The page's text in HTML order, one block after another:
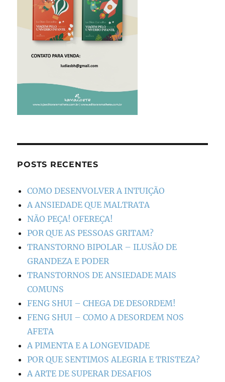
POSTS RECENTES
COMO DESENVOLVER A INTUIÇÃO
A ANSIEDADE QUE MALTRATA
NÃO PEÇA! OFEREÇA!
POR QUE AS PESSOAS GRITAM?
TRANSTORNO BIPOLAR – ILUSÃO DE
GRANDEZA E PODER
TRANSTORNOS DE ANSIEDADE MAIS
COMUNS
FENG SHUI – CHEGA DE DESORDEM!
FENG SHUI – COMO A DESORDEM NOS
AFETA
A PIMENTA E A LONGEVIDADE
POR QUE SENTIMOS ALEGRIA E TRISTEZA?
A ARTE DE SUPERAR DESAFIOS